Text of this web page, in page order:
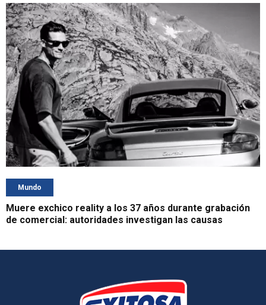
Mundo
Muere exchico reality a los 37 años durante grabación
de comercial: autoridades investigan las causas